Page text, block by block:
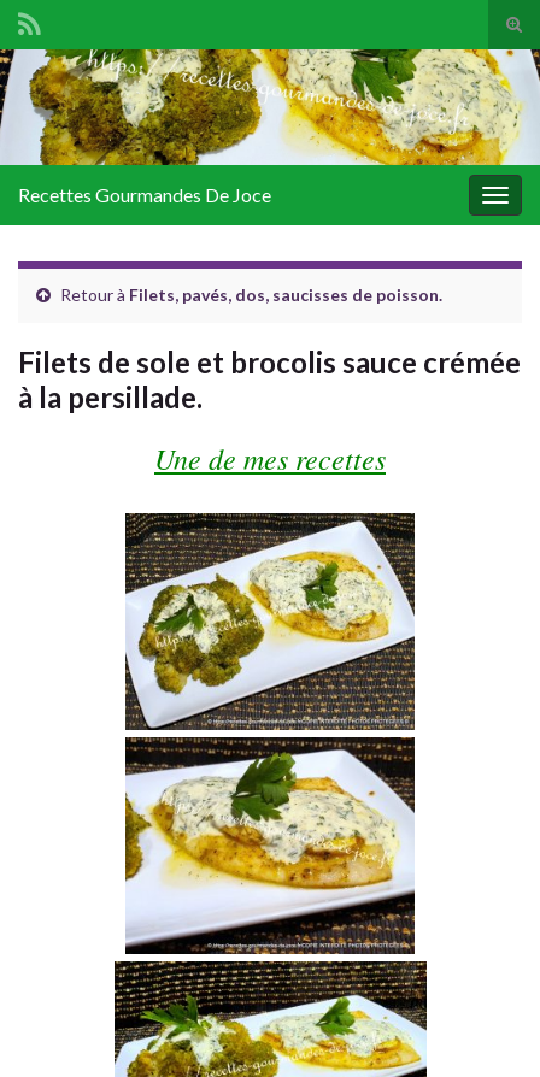
Search for:
Recettes Gourmandes De Joce
Retour à Filets, pavés, dos, saucisses de poisson.
Filets de sole et brocolis sauce crémée
à la persillade.
Une de mes recettes